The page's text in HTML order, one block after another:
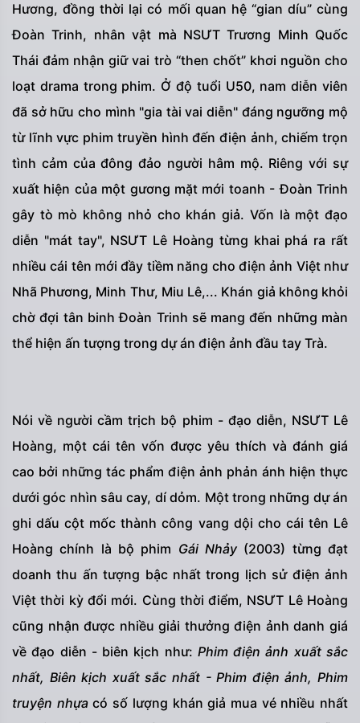
Hương, đồng thời lại có mối quan hệ “gian díu” cùng
Đoàn Trinh, nhân vật mà NSƯT Trương Minh Quốc
Thái đảm nhận giữ vai trò “then chốt” khơi nguồn cho
loạt drama trong phim. Ở độ tuổi U50, nam diễn viên
đã sở hữu cho mình "gia tài vai diễn" đáng ngưỡng mộ
từ lĩnh vực phim truyền hình đến điện ảnh, chiếm trọn
tình cảm của đông đảo người hâm mộ. Riêng với sự
xuất hiện của một gương mặt mới toanh - Đoàn Trinh
gây tò mò không nhỏ cho khán giả. Vốn là một đạo
diễn "mát tay", NSƯT Lê Hoàng từng khai phá ra rất
nhiều cái tên mới đầy tiềm năng cho điện ảnh Việt như
Nhã Phương, Minh Thư, Miu Lê,... Khán giả không khỏi
chờ đợi tân binh Đoàn Trinh sẽ mang đến những màn
thể hiện ấn tượng trong dự án điện ảnh đầu tay Trà.
Nói về người cầm trịch bộ phim - đạo diễn, NSƯT Lê
Hoàng, một cái tên vốn được yêu thích và đánh giá
cao bởi những tác phẩm điện ảnh phản ánh hiện thực
dưới góc nhìn sâu cay, dí dỏm. Một trong những dự án
ghi dấu cột mốc thành công vang dội cho cái tên Lê
Hoàng chính là bộ phim Gái Nhảy (2003) từng đạt
doanh thu ấn tượng bậc nhất trong lịch sử điện ảnh
Việt thời kỳ đổi mới. Cùng thời điểm, NSƯT Lê Hoàng
cũng nhận được nhiều giải thưởng điện ảnh danh giá
về đạo diễn - biên kịch như: Phim điện ảnh xuất sắc
nhất, Biên kịch xuất sắc nhất - Phim điện ảnh, Phim
truyện nhựacó số lượng khán giả mua vé nhiều nhất